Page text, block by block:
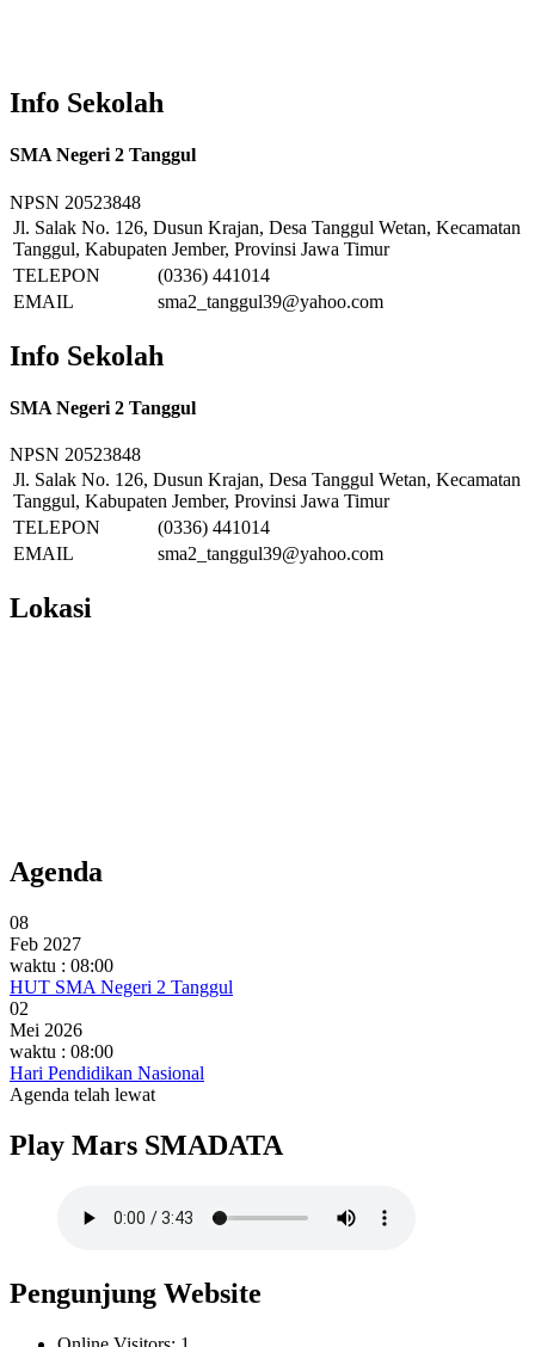
Info Sekolah
SMA Negeri 2 Tanggul
NPSN 20523848
Jl. Salak No. 126, Dusun Krajan, Desa Tanggul Wetan, Kecamatan
Tanggul, Kabupaten Jember, Provinsi Jawa Timur
TELEPON
(0336) 441014
EMAIL
sma2_tanggul39@yahoo.com
Info Sekolah
SMA Negeri 2 Tanggul
NPSN 20523848
Jl. Salak No. 126, Dusun Krajan, Desa Tanggul Wetan, Kecamatan
Tanggul, Kabupaten Jember, Provinsi Jawa Timur
TELEPON
(0336) 441014
EMAIL
sma2_tanggul39@yahoo.com
Lokasi
Agenda
08
Feb 2027
waktu : 08:00
HUT SMA Negeri 2 Tanggul
02
Mei 2026
waktu : 08:00
Hari Pendidikan Nasional
Agenda telah lewat
Play Mars SMADATA
Pengunjung Website